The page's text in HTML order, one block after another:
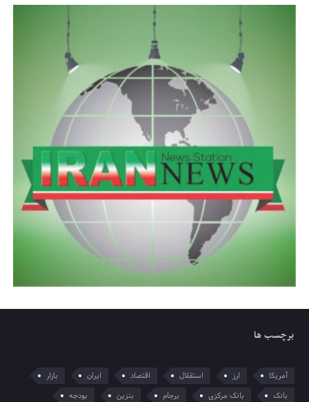
برچسب ها
آمریکا ارز استقلال اقتصاد ایران
بازار
بانک
بانک مرکزی برجام بنزین بودجه